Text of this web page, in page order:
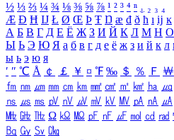
½ ⅓ ⅔ ¼ ¾ ⅛ ⅜ ⅝ ⅞ ¹ ² ³ ⁴ ⁿ ₁ ₂ ₃ ₄
Æ Ð Ħ Ĳ Ł Ø Œ Þ Ŧ Ŋ æ đ ð ħ ı ĳ ĸ
А Б В Г Д Е Ё Ж З И Й К Л М Н О
Ы Ь Э Ю Я а б в г д е ё ж з и й к л
ы ь э ю я
′ ″ ℃ Å ￠ ￡ ￥ ¤ ℉ ‰ ＄ ％ Ｆ ￦
㎙ ㎚ ㎛ ㎜ ㎝ ㎞ ㎟ ㎠ ㎡ ㎢ ㏊ ㎍
㎱ ㎲ ㎳ ㎴ ㎵ ㎶ ㎷ ㎸ ㎹ ㎀ ㎁ ㎂
㎒ ㎓ ㎔ Ω ㏀ ㏁ ㎊ ㎋ ㎌ ㏖ ㏅ ㎭
㏃ ㏉ ㏜ ㏆